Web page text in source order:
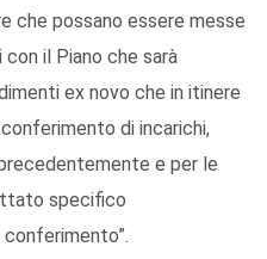
che possano essere messe
il Piano che sarà
ex novo che in itinere
di incarichi,
e per le
specifico